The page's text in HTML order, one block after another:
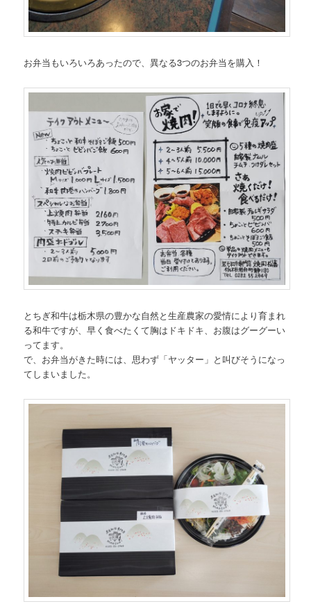
お弁当もいろいろあったので、異なる3つのお弁当を購入！
とちぎ和牛は栃木県の豊かな自然と生産農家の愛情により育まれ
る和牛ですが、早く食べたくて胸はドキドキ、お腹はグーグーい
ってます。
で、お弁当がきた時には、思わず「ヤッター」と叫びそうになっ
てしまいました。